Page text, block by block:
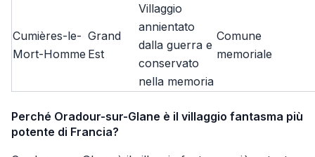
Cumières-le-
Mort-Homme
Grand
Est
Villaggio
annientato
dalla guerra e
conservato
nella memoria
Comune
memoriale
Perché Oradour-sur-Glane è il villaggio fantasma più
potente di Francia?